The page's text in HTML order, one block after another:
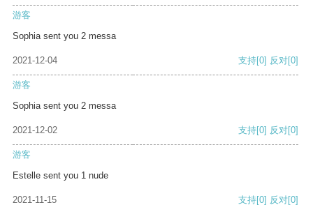
游客
Sophia sent you 2 messa
2021-12-04 支持[0] 反对[0]
游客
Sophia sent you 2 messa
2021-12-02 支持[0] 反对[0]
游客
Estelle sent you 1 nude
2021-11-15 支持[0] 反对[0]